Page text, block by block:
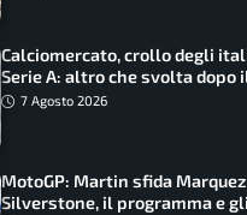
Calciomercato, crollo degli
Serie A: altro che svolta dopo
7 Agosto 2026
MotoGP: Martin sfida
Silverstone, il programma e